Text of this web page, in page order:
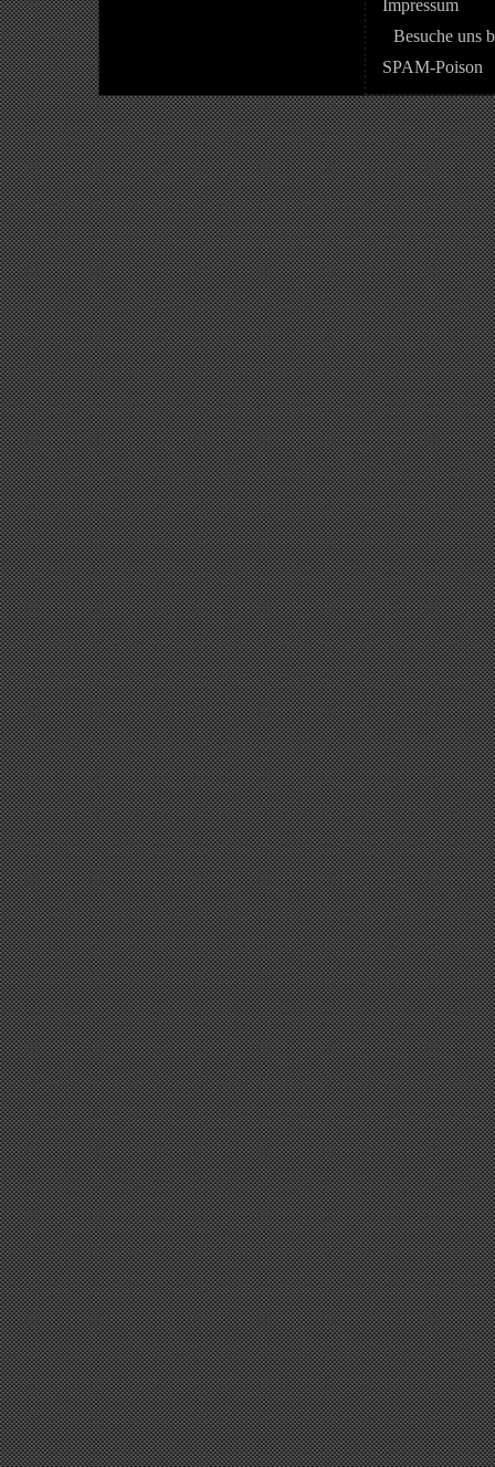
Impressum
Besuche uns
SPAM-Poison